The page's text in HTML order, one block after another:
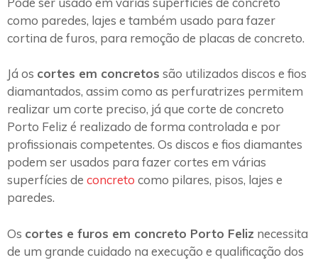
como paredes, lajes e também usado para fazer
cortina de furos, para remoção de placas de concreto.
Já os cortes em concretos são utilizados discos e fios
diamantados, assim como as perfuratrizes permitem
realizar um corte preciso, já que corte de concreto
Porto Feliz é realizado de forma controlada e por
profissionais competentes. Os discos e fios diamantes
podem ser usados para fazer cortes em várias
superfícies de concreto como pilares, pisos, lajes e
paredes.
Os cortes e furos em concreto Porto Feliz necessita
de um grande cuidado na execução e qualificação dos